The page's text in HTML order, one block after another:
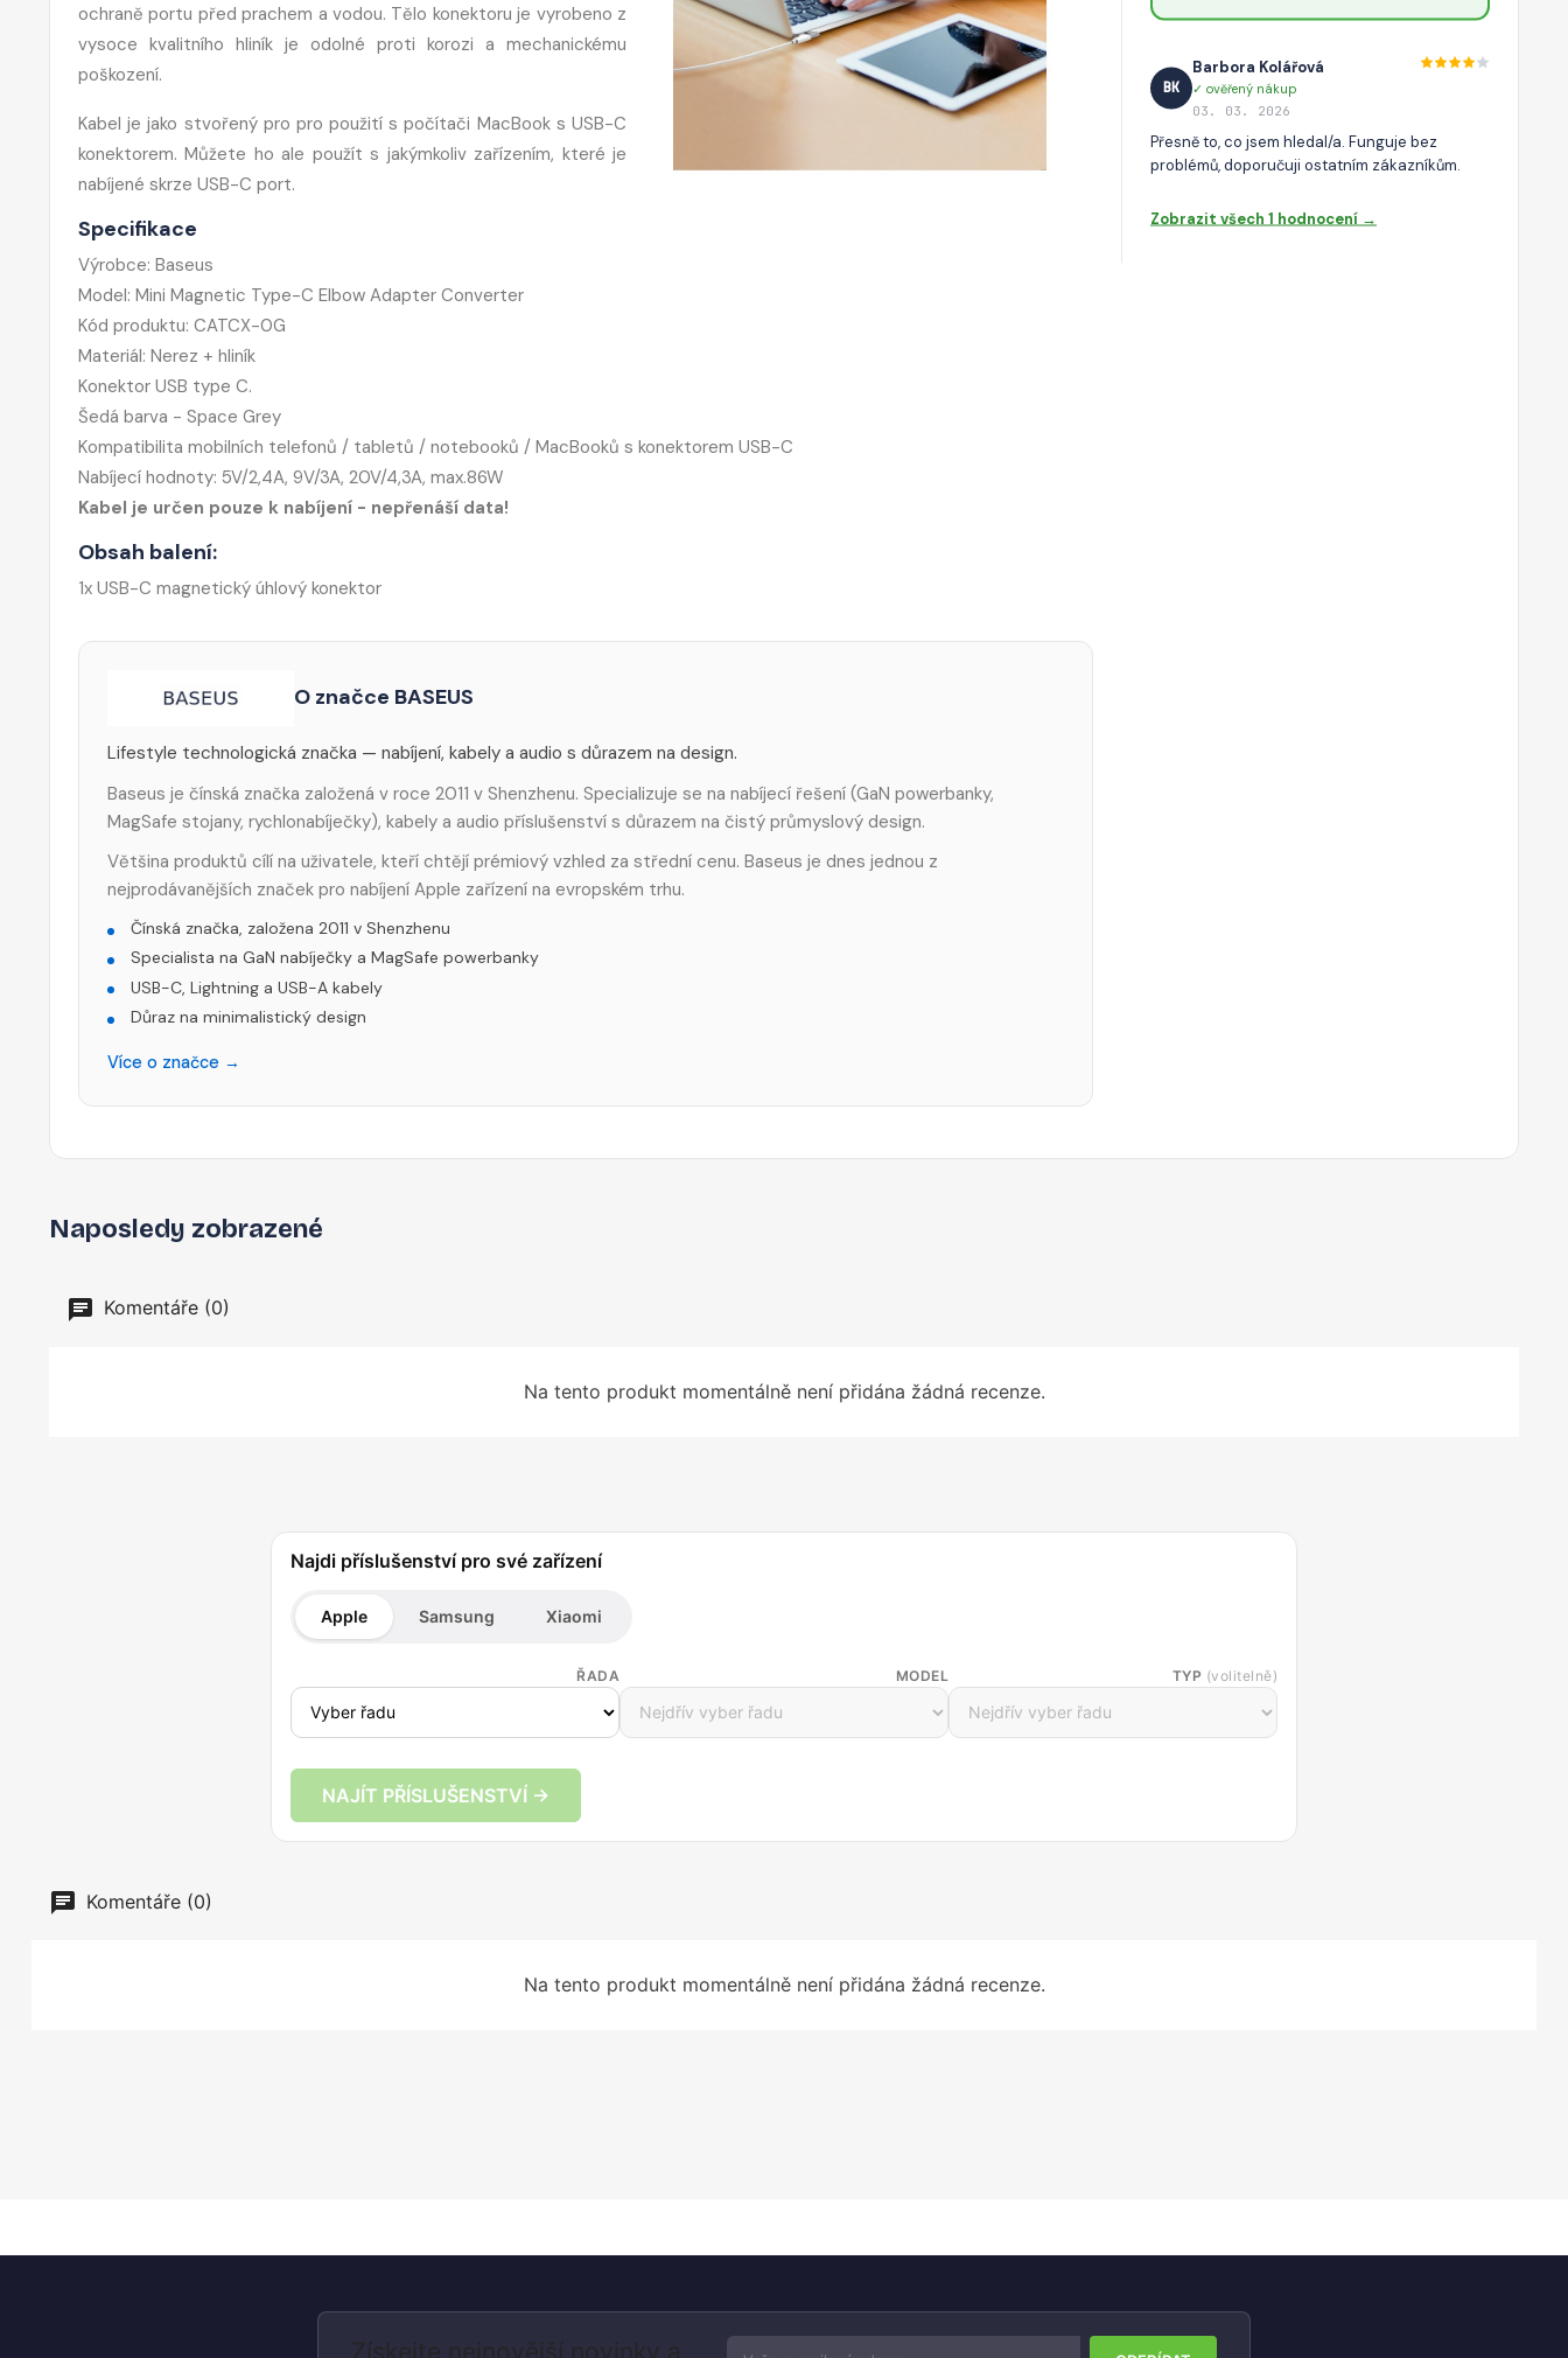
ochraně portu před prachem a vodou. Tělo konektoru je vyrobeno z
vysoce kvalitního hliník je odolné proti korozi a mechanickému
poškození.
Kabel je jako stvořený pro pro použití s počítači MacBook s USB-C
konektorem. Můžete ho ale použít s jakýmkoliv zařízením, které je
nabíjené skrze USB-C port.
Specifikace
Výrobce: Baseus
Model: Mini Magnetic Type-C Elbow Adapter Converter
Kód produktu: CATCX-0G
Materiál: Nerez + hliník
Konektor USB type C.
Šedá barva - Space Grey
Kompatibilita mobilních telefonů / tabletů / notebooků / MacBooků s konektorem USB-C
Nabíjecí hodnoty: 5V/2,4A, 9V/3A, 20V/4,3A, max.86W
Kabel je určen pouze k nabíjení - nepřenáší data!
Obsah balení:
1x USB-C magnetický úhlový konektor
O značce BASEUS
Lifestyle technologická značka — nabíjení, kabely a audio s důrazem na design.
Baseus je čínská značka založená v roce 2011 v Shenzhenu. Specializuje se na nabíjecí řešení (GaN powerbanky,
MagSafe stojany, rychlonabíječky), kabely a audio příslušenství s důrazem na čistý průmyslový design.
Většina produktů cílí na uživatele, kteří chtějí prémiový vzhled za střední cenu. Baseus je dnes jednou z
nejprodávanějších značek pro nabíjení Apple zařízení na evropském trhu.
Čínská značka, založena 2011 v Shenzhenu
Specialista na GaN nabíječky a MagSafe powerbanky
USB-C, Lightning a USB-A kabely
Důraz na minimalistický design
Více o značce →
BK
Barbora Kolářová
✓ ověřený nákup
03. 03. 2026
Přesně to, co jsem hledal/a. Funguje bez
problémů, doporučuji ostatním zákazníkům.
Zobrazit všech 1 hodnocení →
Naposledy zobrazené
Komentáře (0)
Na tento produkt momentálně není přidána žádná recenze.
Najdi příslušenství pro své zařízení
Apple Samsung Xiaomi
ŘADA MODEL TYP (volitelně)
NAJÍT PŘÍSLUŠENSTVÍ →
Komentáře (0)
Na tento produkt momentálně není přidána žádná recenze.
Získejte nejnovější novinky a